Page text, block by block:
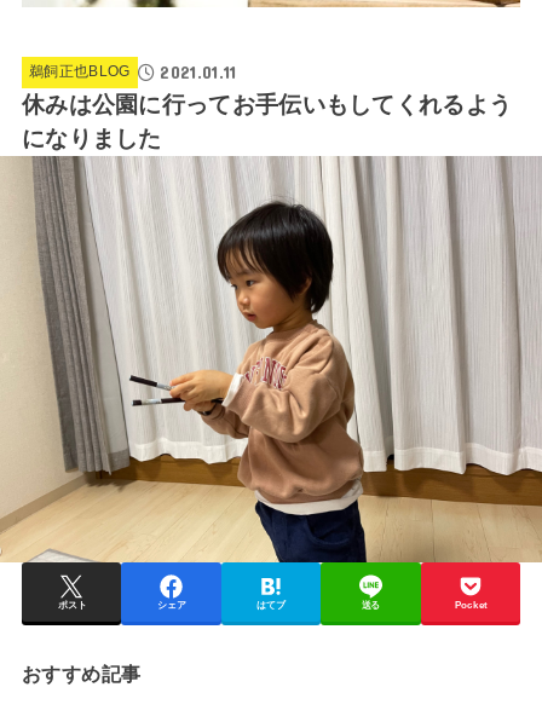
鵜飼正也BLOG 2021.01.11
休みは公園に行ってお手伝いもしてくれるよう
になりました
ポスト シェア はてブ 送る Pocket
おすすめ記事